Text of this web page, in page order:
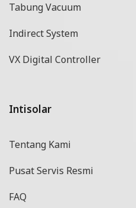
Tabung Vacuum
Indirect System
VX Digital Controller
Intisolar
Tentang Kami
Pusat Servis Resmi
FAQ